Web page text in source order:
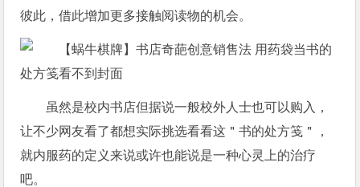
彼此，借此增加更多接触阅读物的机会。
虽然是校内书店但据说一般校外人士也可以购入，
让不少网友看了都想实际挑选看看这＂书的处方笺＂，
就内服药的定义来说或许也能说是一种心灵上的治疗
吧。